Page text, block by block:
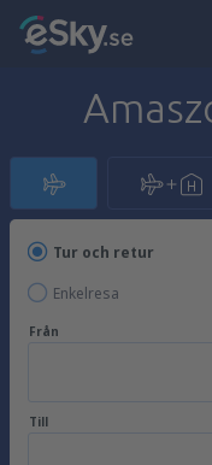
Tur och retur
Enkelresa
Från
Till